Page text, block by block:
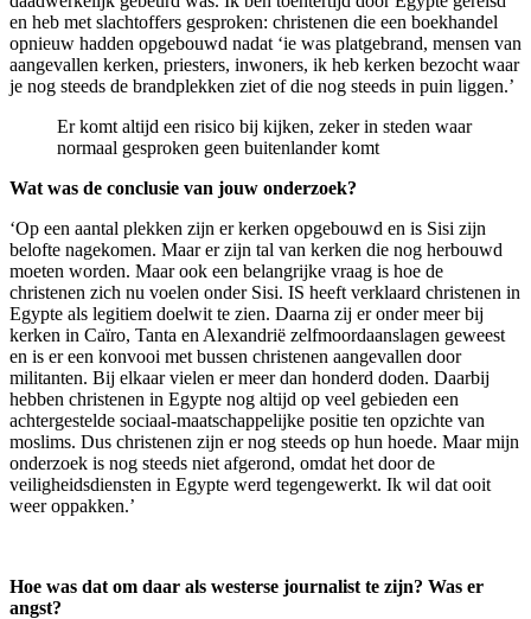
en heb met slachtoffers gesproken: christenen die een boekhandel
opnieuw hadden opgebouwd nadat ‘ie was platgebrand, mensen van
aangevallen kerken, priesters, inwoners, ik heb kerken bezocht waar
je nog steeds de brandplekken ziet of die nog steeds in puin liggen.’
Er komt altijd een risico bij kijken, zeker in steden waar
normaal gesproken geen buitenlander komt
Wat was de conclusie van jouw onderzoek?
‘Op een aantal plekken zijn er kerken opgebouwd en is Sisi zijn
belofte nagekomen. Maar er zijn tal van kerken die nog herbouwd
moeten worden. Maar ook een belangrijke vraag is hoe de
christenen zich nu voelen onder Sisi. IS heeft verklaard christenen in
Egypte als legitiem doelwit te zien. Daarna zij er onder meer bij
kerken in Caïro, Tanta en Alexandrië zelfmoordaanslagen geweest
en is er een konvooi met bussen christenen aangevallen door
militanten. Bij elkaar vielen er meer dan honderd doden. Daarbij
hebben christenen in Egypte nog altijd op veel gebieden een
achtergestelde sociaal-maatschappelijke positie ten opzichte van
moslims. Dus christenen zijn er nog steeds op hun hoede. Maar mijn
onderzoek is nog steeds niet afgerond, omdat het door de
veiligheidsdiensten in Egypte werd tegengewerkt. Ik wil dat ooit
weer oppakken.’
Hoe was dat om daar als westerse journalist te zijn? Was er
angst?